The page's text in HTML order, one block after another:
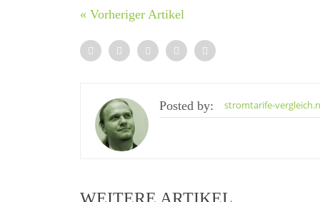
« Vorheriger Artikel
Posted by: stromtarife-